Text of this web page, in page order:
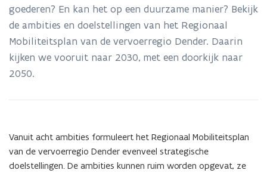
op:
Ambities
doelstellingen
goederen? En kan het op een duurzame manier? Bekijk
de ambities en doelstellingen van het Regionaal
Mobiliteitsplan van de vervoerregio Dender. Daarin
kijken we vooruit naar 2030, met een doorkijk naar
2050.
Vanuit acht ambities formuleert het Regionaal Mobiliteitsplan
van de vervoerregio Dender evenveel strategische
doelstellingen. De ambities kunnen ruim worden opgevat, ze